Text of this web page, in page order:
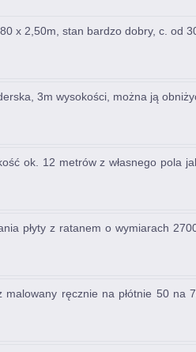
x 2,50m, stan bardzo dobry, c. od
3m wysokości, można ją
ok. 12 metrów z własnego pola
płyty z ratanem o wymiarach
malowany ręcznie na płótnie 50 na